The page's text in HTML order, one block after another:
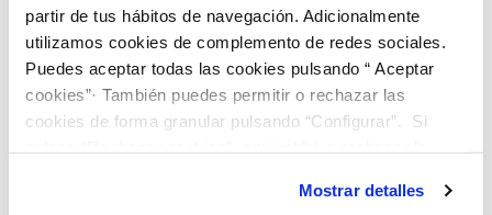
partir de tus hábitos de navegación. Adicionalmente
utilizamos cookies de complemento de redes sociales.
Puedes aceptar todas las cookies pulsando “ Aceptar
cookies”· También puedes permitir o rechazar las
cookies de forma granular pulsando “Configurar”. Si
son indispensables para que el sitio web funcione y que
Mostrar detalles
Presupuesto anual
Retribuciones de altos cargos
Cuentas anuales e informe de auditoría
Calidad y grado de cumplimiento de los servicios
públicos que se prestan